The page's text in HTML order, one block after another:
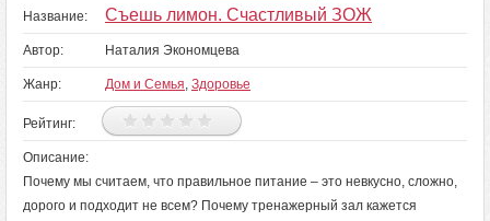
Название: Съешь лимон. Счастливый ЗОЖ
Автор: Наталия Экономцева
Жанр: Дом и Семья, Здоровье
Рейтинг:
Описание:
Почему мы считаем, что правильное питание – это невкусно, сложно,
дорого и подходит не всем? Почему тренажерный зал кажется